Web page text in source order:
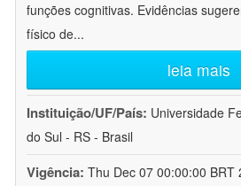
funções cognitivas. Evidências
físico de...
leia mais
Instituição/UF/País: Universidade
do Sul - RS - Brasil
Vigência: Thu Dec 07 00:00:00 BRT